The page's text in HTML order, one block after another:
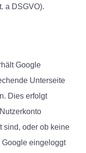
a DSGVO).
Google
Unterseite
Dies erfolgt
sind, oder ob keine
Google eingeloggt